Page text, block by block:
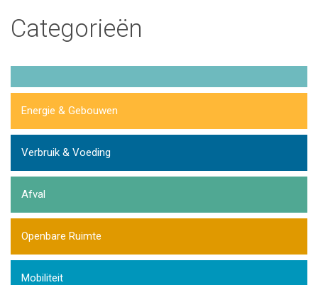
Categorieën
Energie & Gebouwen
Verbruik & Voeding
Afval
Openbare Ruimte
Mobiliteit